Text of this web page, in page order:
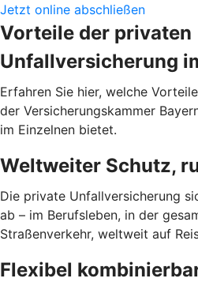
Jetzt online abschließen
Vorteile der privaten
Unfallversicherung
Erfahren Sie hier, welche
der Versicherungskammer
im Einzelnen bietet.
Weltweiter Schutz,
Die private Unfallversicherung
ab – im Berufsleben, in der
Straßenverkehr, weltweit auf
Flexibel